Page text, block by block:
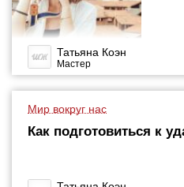
Татьяна Коэн
Мастер
Мир вокруг нас
Как подготовиться к